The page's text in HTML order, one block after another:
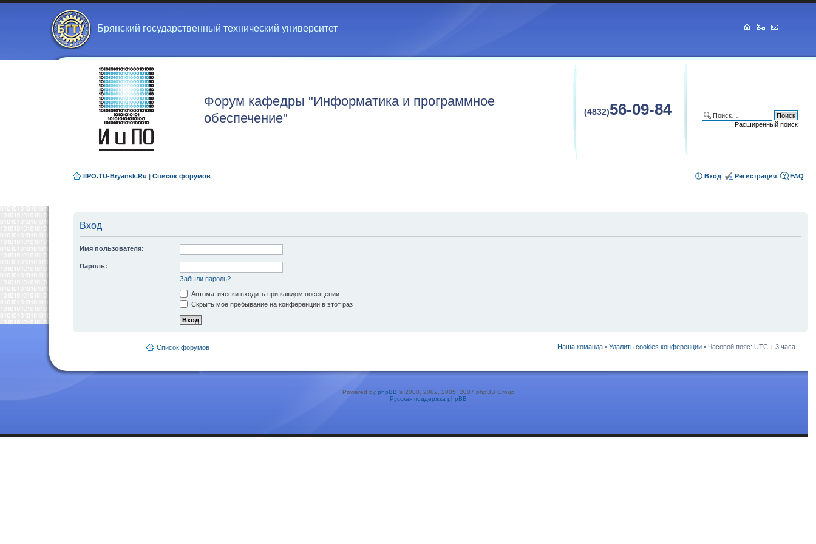
Брянский государственный технический университет
Форум кафедры "Информатика и программное
обеспечение"
(4832)56-09-84
Расширенный поиск
IIPO.TU-Bryansk.Ru | Список форумов FAQ
Регистрация
Вход
Вход
Имя пользователя:
Пароль:
Забыли пароль?
Автоматически входить при каждом посещении
Скрыть моё пребывание на конференции в этот раз
Список форумов Наша команда • Удалить cookies конференции • Часовой пояс: UTC + 3 часа
Powered by phpBB © 2000, 2002, 2005, 2007 phpBB Group
Русская поддержка phpBB